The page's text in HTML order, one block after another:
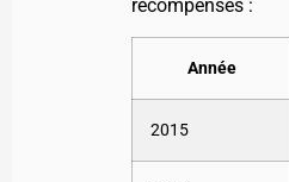
récompenses :
Année
2015